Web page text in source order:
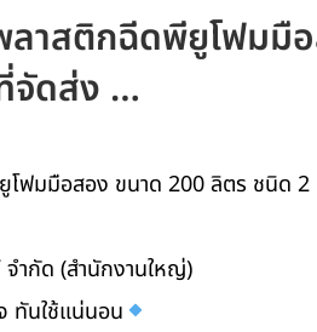
าสติกฉีดพียูโฟมมื
จัดส่ง …
ฟมมือสอง ขนาด 200 ลิตร ชนิด 2
ำกัด (สำนักงานใหญ่)
ทันใช้แน่นอน